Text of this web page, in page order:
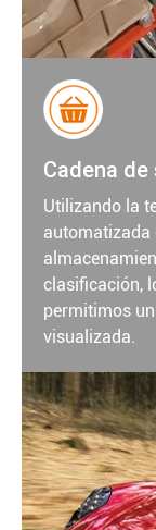
Cadena
Utilizando la
automatizada
clasificación,
permitimos
visualizada.